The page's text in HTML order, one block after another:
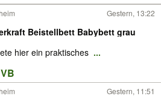
Gestern, 13:22
Beistellbett Babybett grau
hier ein praktisches ...
Gestern, 11:51